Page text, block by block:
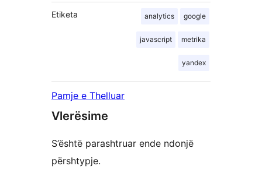
Etiketa analytics google
javascript metrika
yandex
Pamje e Thelluar
Vlerësime
S’është parashtruar ende ndonjë
përshtypje.